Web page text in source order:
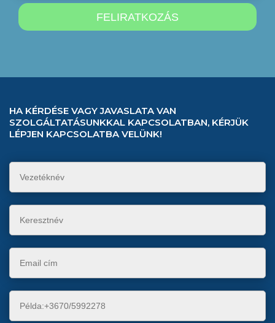
HA KÉRDÉSE VAGY JAVASLATA VAN
SZOLGÁLTATÁSUNKKAL KAPCSOLATBAN, KÉRJÜK
LÉPJEN KAPCSOLATBA VELÜNK!